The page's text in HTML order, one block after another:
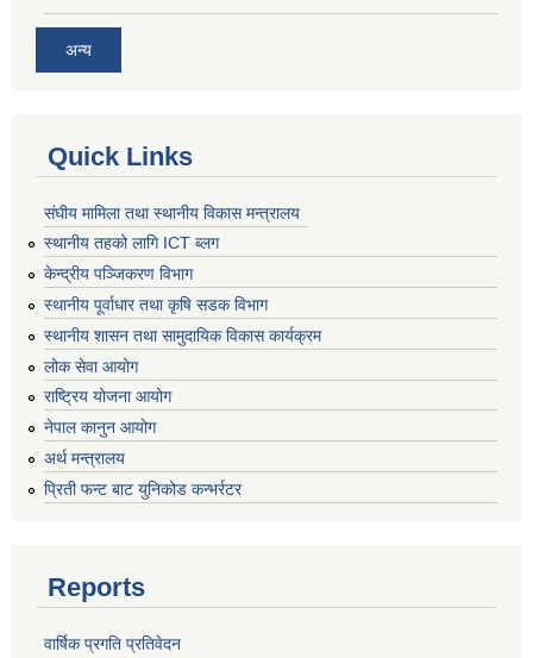
अन्य
Quick Links
संघीय मामिला तथा स्थानीय विकास मन्त्रालय
स्थानीय तहको लागि ICT ब्लग
केन्द्रीय पञ्जिकरण विभाग
स्थानीय पूर्वाधार तथा कृषि सडक विभाग
स्थानीय शासन तथा सामुदायिक विकास कार्यक्रम
लोक सेवा आयोग
राष्ट्रिय योजना आयोग
नेपाल कानुन आयोग
अर्थ मन्त्रालय
प्रिती फन्ट बाट युनिकोड कन्भर्रटर
Reports
वार्षिक प्रगति प्रतिवेदन